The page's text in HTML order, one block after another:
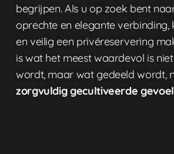
begrijpen. Als u op zoek bent
oprechte en elegante verbinding,
en veilig een privéreservering
is wat het meest waardevol is
wordt, maar wat gedeeld wordt,
zorgvuldig gecultiveerde